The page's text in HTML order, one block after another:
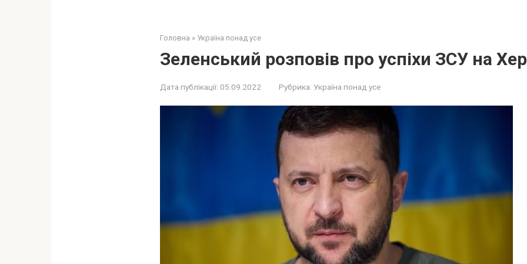
Головна » Україна понад усе
Зеленський розповів про успіхи ЗСУ на
Дата публікації: 05.09.2022 Рубрика: Україна понад усе